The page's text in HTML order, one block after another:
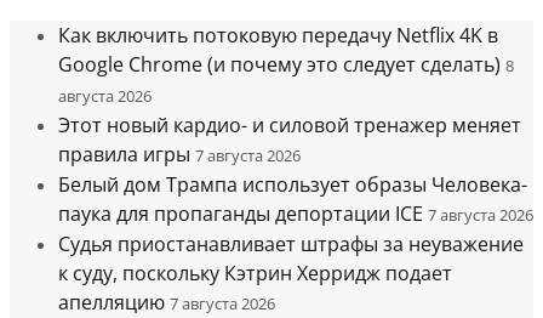
Как включить потоковую передачу Netflix 4K в
Google Chrome (и почему это следует сделать) 8
августа 2026
Этот новый кардио- и силовой тренажер меняет
правила игры 7 августа 2026
Белый дом Трампа использует образы Человека-
паука для пропаганды депортации ICE 7 августа 2026
Судья приостанавливает штрафы за неуважение
к суду, поскольку Кэтрин Херридж подает
апелляцию 7 августа 2026